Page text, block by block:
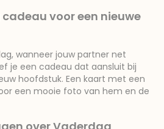
voor een nieuwe
wanneer jouw partner net
je een cadeau dat aansluit bij
hoofdstuk. Een kaart met een
een mooie foto van hem en de